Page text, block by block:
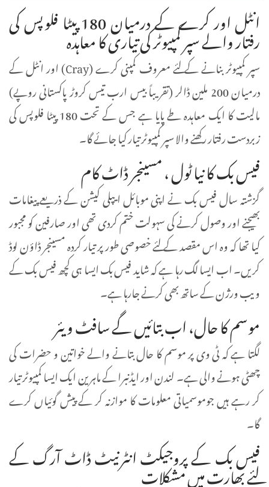
انٹل اور کرے کے درمیان 180 پیٹا فلوپس کی
رفتار والے سپر کمپیوٹر کی تیاری کا معاہدہ
سپر کمپیوٹر بنانے کے لئے معروف کمپنی کرے (Cray) اور انٹل کے
درمیان 200 ملین ڈالر (تقریباً بیس ارب تیس کروڑ پاکستانی روپے)
مالیت کا ایک معاہدہ طے پایا ہے جس کے تحت 180 پیٹا فلوپس کی
زبردست رفتار رکھنے والا سپر کمپیوٹر تیار کیا جائے گا۔
فیس بک کا نیا ٹول ، مسینجر ڈاٹ کام
گزشتہ سال فیس بک نے اپنی موبائل ایپلی کیشن کے ذریعے پیغامات
بھیجنے اور وصول کرنے کی سہولت ختم کردی تھی اور صارفین کو مجبور
کیا تھا کہ وہ اس مقصد کے لئے خصوصی طور پر تیار کردہ مسینجر ڈاؤن لوڈ
کریں۔ اب ایسا لگ رہا ہے کہ شاید فیس بک ایسا ہی کچھ فیس بک کے
ویب ورژن کے ساتھ بھی کرنے جارہا ہے۔
موسم کا حال، اب بتائیں گے سافٹ ویئر
لگتا ہے کہ ٹی وی پر موسم کا حال بتانے والے خواتین و حضرات کی
چھٹی ہونے والی ہے۔ لندن اور ایڈنبرا کے ماہرین ایک ایسا کمپیوٹر تیار
کر رہے ہیں جوموسمیاتی معلومات کا موازنہ کر کے پیش گوئیاں کرے
گا۔
فیس بک کے پروجیکٹ انٹرنیٹ ڈاٹ آرگ کے
لئے بھارت میں مشکلات